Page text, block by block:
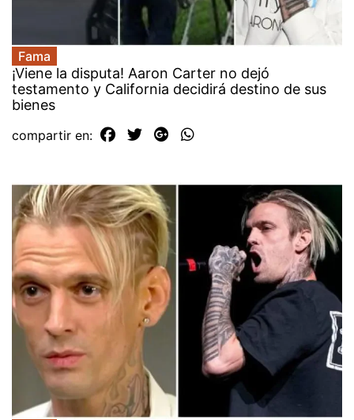
Fama
¡Viene la disputa! Aaron Carter no dejó
testamento y California decidirá destino de sus
bienes
compartir en: